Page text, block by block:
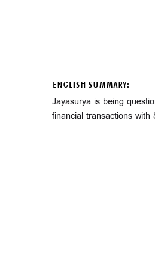
ENGLISH SUMMARY:
Jayasurya is being
financial transactions